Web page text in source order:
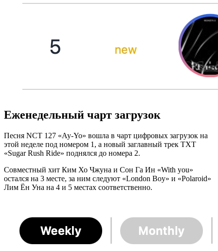
Еженедельный чарт загрузок
Песня NCT 127 «Ay-Yo» вошла в чарт цифровых загрузок на
этой неделе под номером 1, а новый заглавный трек TXT
«Sugar Rush Ride» поднялся до номера 2.
Совместный хит Ким Хо Чжуна и Сон Га Ин «With you»
остался на 3 месте, за ним следуют «London Boy» и «Polaroid»
Лим Ён Уна на 4 и 5 местах соответственно.